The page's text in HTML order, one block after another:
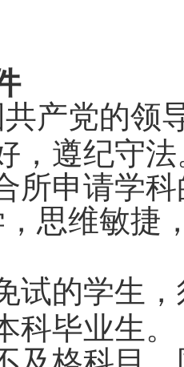
共产党的领
，遵纪守
所申请学
，思维敏捷
试的学生
科毕业生。